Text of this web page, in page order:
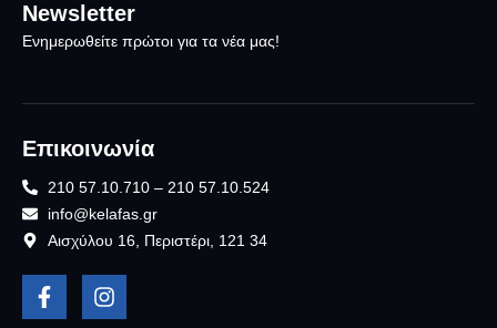
Newsletter
Ενημερωθείτε πρώτοι για τα νέα μας!
Επικοινωνία
210 57.10.710 – 210 57.10.524
info@kelafas.gr
Αισχύλου 16, Περιστέρι, 121 34